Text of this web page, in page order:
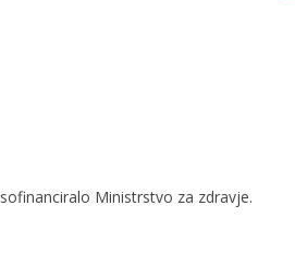
Ministrstvo za zdravje.